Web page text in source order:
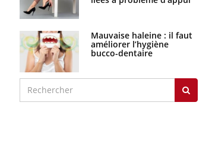
Mauvaise haleine : il faut
améliorer l’hygiène
bucco-dentaire